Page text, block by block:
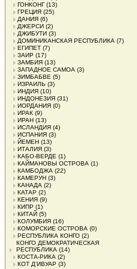
ГОНКОНГ(13)
ГРЕЦИЯ (25)
ДАНИЯ (6)
ДЖЕРСИ (2)
ДЖИБУТИ (3)
ДОМИНИКАНСКАЯ РЕСПУБЛИКА (7)
ЕГИПЕТ (7)
ЗАИР (17)
ЗАМБИЯ (13)
ЗАПАДНОЕ САМОА (3)
ЗИМБАБВЕ (5)
ИЗРАИЛЬ (3)
ИНДИЯ (10)
ИНДОНЕЗИЯ (31)
ИОРДАНИЯ (0)
ИРАК (9)
ИРАН (13)
ИСЛАНДИЯ (4)
ИСПАНИЯ (3)
ЙЕМЕН (13)
ИТАЛИЯ (3)
КАБО-ВЕРДЕ (1)
КАЙМАНОВЫ ОСТРОВА (1)
КАМБОДЖА (22)
КАМЕРУН (3)
КАНАДА (2)
КАТАР (2)
КЕНИЯ (9)
КИПР (1)
КИТАЙ (5)
КОЛУМБИЯ (16)
КОМОРСКИЕ ОСТРОВА (0)
РЕСПУБЛИКА КОНГО (2)
КОНГО ДЕМОКРАТИЧЕСКАЯ
РЕСПУБЛИКА (14)
КОСТА-РИКА (2)
КОТ Д'ИВУАР (3)